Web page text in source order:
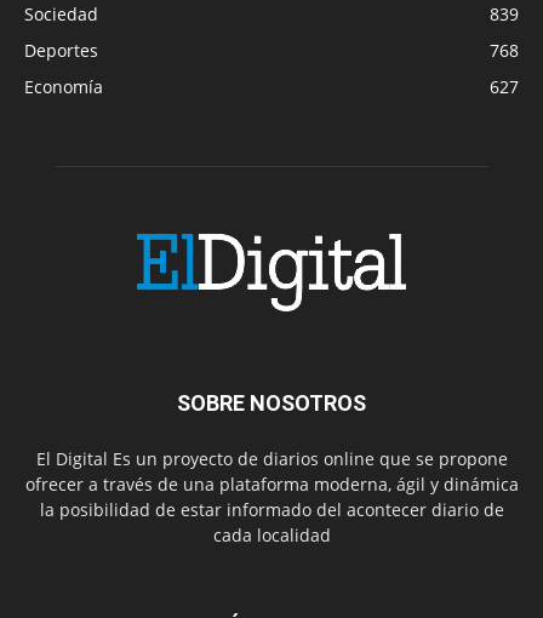
Sociedad
839
Deportes
768
Economía
627
SOBRE NOSOTROS
El Digital Es un proyecto de diarios online que se propone
ofrecer a través de una plataforma moderna, ágil y dinámica
la posibilidad de estar informado del acontecer diario de
cada localidad